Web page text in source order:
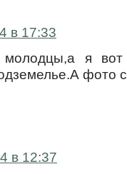
в 17:33
я вот
фото
в 12:37